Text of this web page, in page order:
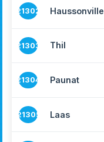
21302 Haussonville
21303 Thil
21304 Paunat
21305 Laas